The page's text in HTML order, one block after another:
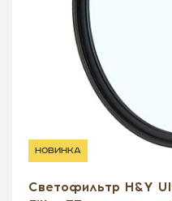
новинка
Светофильтр H&Y